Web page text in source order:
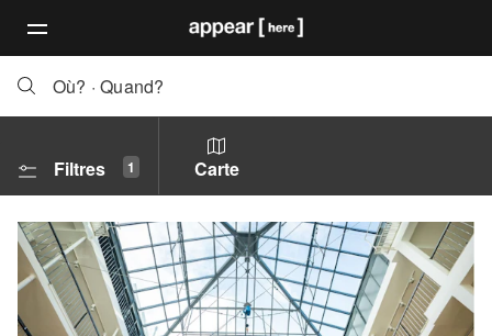
Où? ·Quand?
Filtres 1 Carte